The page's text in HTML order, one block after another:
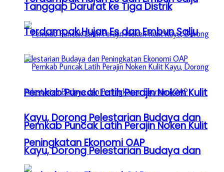
Pemkab Puncak Latih Perajin Noken Kulit
Kayu, Dorong Pelestarian Budaya dan
Peningkatan Ekonomi OAP
Tanggap Darurat ke Tiga Distrik
Terdampak Hujan Es dan Embun Salju
Pemkab Puncak Latih Perajin Noken Kulit
Kayu, Dorong Pelestarian Budaya dan